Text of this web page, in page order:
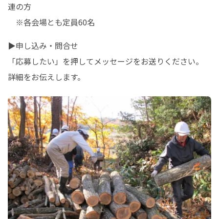
連の方
※各会場とも定員60名
▶申し込み・問合せ
「応募したい」を押してメッセージをお送りください。
詳細をお伝えします。